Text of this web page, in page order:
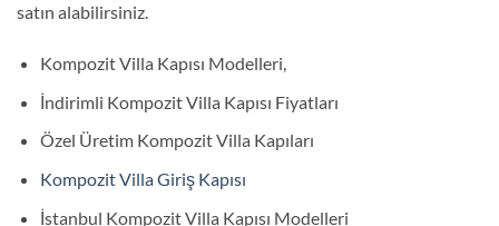
satın alabilirsiniz.
Kompozit Villa Kapısı Modelleri,
İndirimli Kompozit Villa Kapısı Fiyatları
Özel Üretim Kompozit Villa Kapıları
Kompozit Villa Giriş Kapısı
İstanbul Kompozit Villa Kapısı Modelleri